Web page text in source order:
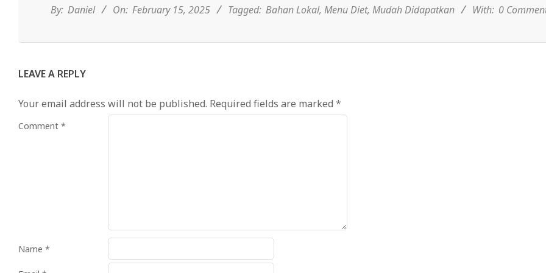
15
By: Daniel On: February 15, 2025 Tagged: Bahan Lokal, Menu Diet, Mudah Didapatkan With: 0
LEAVE A REPLY
Your email address will not be published. Required fields are marked *
Comment *
Name *